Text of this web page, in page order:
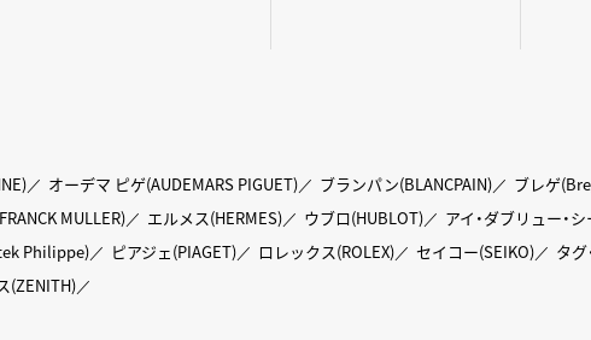
オーデマ ピゲ(AUDEMARS PIGUET) ブランパン(BLANCPAIN) ブレゲ
MULLER)
エルメス(HERMES) ウブロ(HUBLOT) アイ・ダブリュー・
Philippe)
ピアジェ(PIAGET) ロレックス(ROLEX) セイコー(SEIKO) タグ
(ZENITH)